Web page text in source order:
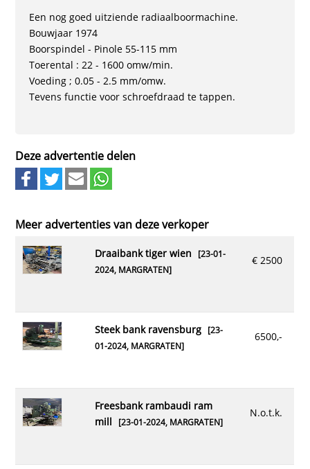
Een nog goed uitziende radiaalboormachine.
Bouwjaar 1974
Boorspindel - Pinole 55-115 mm
Toerental : 22 - 1600 omw/min.
Voeding ; 0.05 - 2.5 mm/omw.
Tevens functie voor schroefdraad te tappen.
Deze advertentie delen
Meer advertenties van deze verkoper
€ 2500
draaibank tiger wien [23-01-
2024, MARGRATEN]
6500,-
steek bank ravensburg[23-
01-2024, MARGRATEN]
N.o.t.k.
freesbank rambaudi ram
mill [23-01-2024, MARGRATEN]